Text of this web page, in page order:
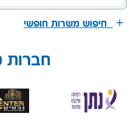
חיפוש משרות חופשי
חברות